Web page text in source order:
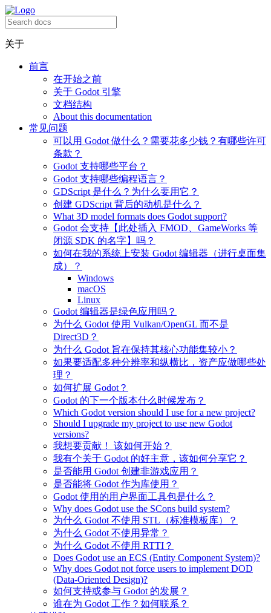
关于
前言
在开始之前
关于 Godot 引擎
文档结构
About this documentation
常见问题
可以用 Godot 做什么？需要花多少钱？有哪些许可
条款？
Godot 支持哪些平台？
Godot 支持哪些编程语言？
GDScript 是什么？为什么要用它？
创建 GDScript 背后的动机是什么？
What 3D model formats does Godot support?
Godot 会支持【此处插入 FMOD、GameWorks 等
闭源 SDK 的名字】吗？
如何在我的系统上安装 Godot 编辑器（进行桌面集
成）？
Windows
macOS
Linux
Godot 编辑器是绿色应用吗？
为什么 Godot 使用 Vulkan/OpenGL 而不是
Direct3D？
为什么 Godot 旨在保持其核心功能集较小？
如果要适配多种分辨率和纵横比，资产应做哪些处
理？
如何扩展 Godot？
Godot 的下一个版本什么时候发布？
Which Godot version should I use for a new project?
Should I upgrade my project to use new Godot
versions?
我想要贡献！ 该如何开始？
我有个关于 Godot 的好主意，该如何分享它？
是否能用 Godot 创建非游戏应用？
是否能将 Godot 作为库使用？
Godot 使用的用户界面工具包是什么？
Why does Godot use the SCons build system?
为什么 Godot 不使用 STL（标准模板库）？
为什么 Godot 不使用异常？
为什么 Godot 不使用 RTTI？
Does Godot use an ECS (Entity Component System)?
Why does Godot not force users to implement DOD
(Data-Oriented Design)?
如何支持或参与 Godot 的发展？
谁在为 Godot 工作？如何联系？